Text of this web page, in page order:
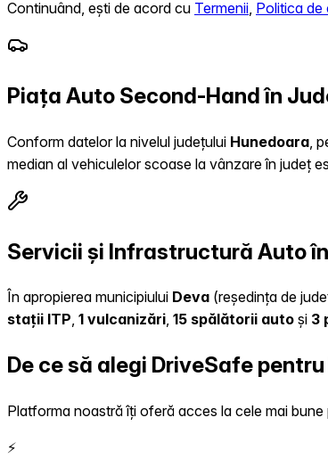
Continuând, ești de acord cu Termenii Politica
Piața Auto Second-Hand în
Conform datelor la nivelul județului Hunedoara ,
median al vehiculelor scoase la vânzare în județ
Servicii și Infrastructură Auto
În apropierea municipiului Deva (reședința de
stații ITP, 1 vulcanizări, 15 spălătorii auto și 3
De ce să alegi DriveSafe
Platforma noastră îți oferă acces la cele mai
⚡